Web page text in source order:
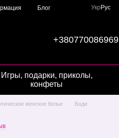
Блог
Укр Рус
+380770086969
Игры, подарки, приколы,
конфеты
женское белье Боди